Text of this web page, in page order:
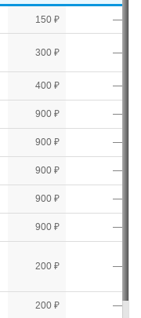
150 ₽ —
300 ₽ —
400 ₽ —
900 ₽ —
900 ₽ —
900 ₽ —
900 ₽ —
900 ₽ —
200 ₽ —
200 ₽ —